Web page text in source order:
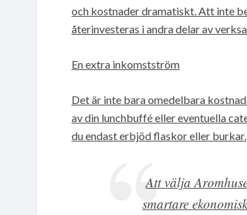
och kostnader dramatiskt. Att inte
återinvesteras i andra delar av
En extra inkomstström
Det är inte bara omedelbara
av din lunchbuffé eller eventuella
du endast erbjöd flaskor eller burkar.
Att välja
smartare